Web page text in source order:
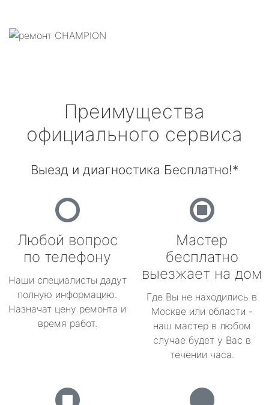
Преимущества
официального сервиса
Выезд и диагностика Бесплатно!*
Любой вопрос
по телефону
Наши специалисты дадут
полную информацию.
Назначат цену ремонта и
время работ.
Мастер
бесплатно
выезжает на дом
Где Вы не находились в
Москве или области -
наш мастер в любом
случае будет у Вас в
течении часа.